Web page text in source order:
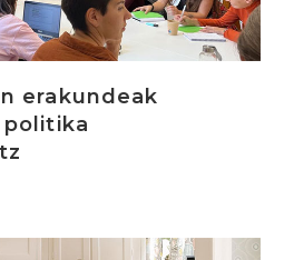
erakundeak
politika